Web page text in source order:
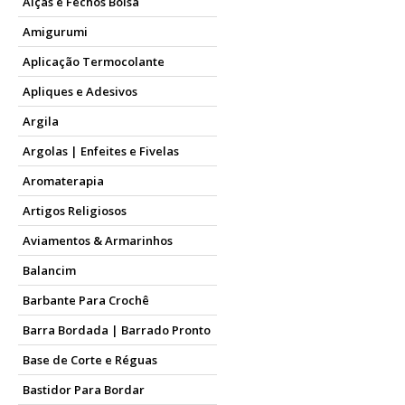
Amigurumi
Aplicação Termocolante
Apliques e Adesivos
Argila
Argolas | Enfeites e Fivelas
Aromaterapia
Artigos Religiosos
Aviamentos & Armarinhos
Balancim
Barbante Para Crochê
Barra Bordada | Barrado Pronto
Base de Corte e Réguas
Bastidor Para Bordar